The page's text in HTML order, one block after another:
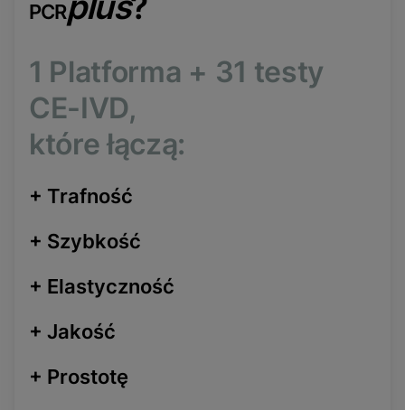
PCR
1 Platforma + 31 testy
CE-IVD,
które łączą:
+ Trafność
+ Szybkość
+ Elastyczność
+ Jakość
+ Prostotę